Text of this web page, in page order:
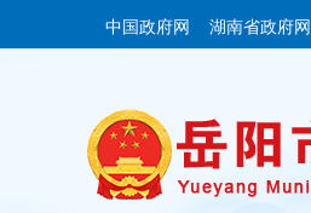
中国政府网 湖南省政府网